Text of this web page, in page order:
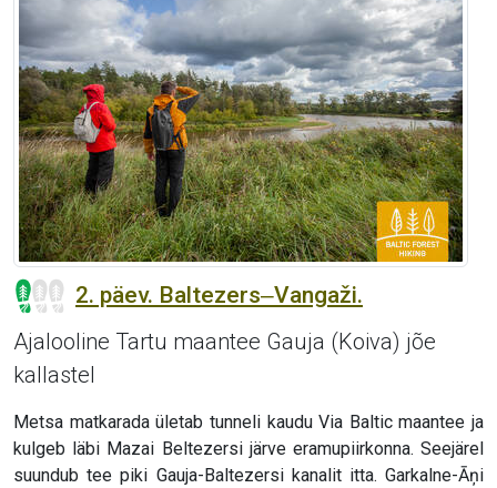
2. päev. Baltezers‒Vangaži.
Ajalooline Tartu maantee Gauja (Koiva) jõe
kallastel
Metsa matkarada ületab tunneli kaudu Via Baltic maantee ja
kulgeb läbi Mazai Beltezersi järve eramupiirkonna. Seejärel
suundub tee piki Gauja-Baltezersi kanalit itta. Garkalne-Āņi